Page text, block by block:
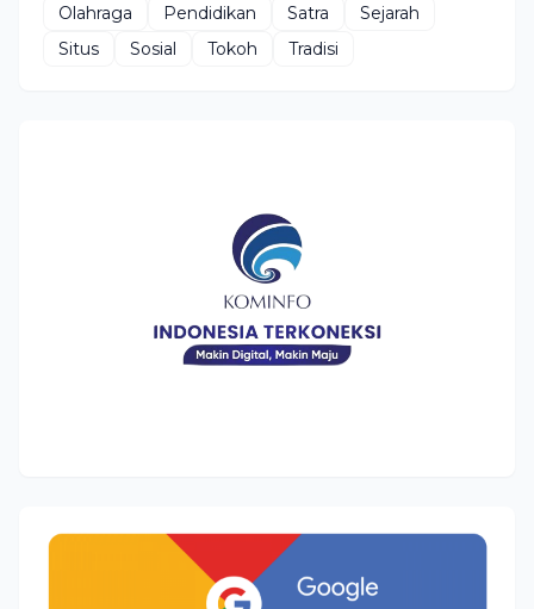
Olahraga
Pendidikan Satra
Sejarah
Situs
Sosial Tokoh Tradisi